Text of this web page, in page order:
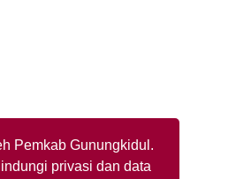
Pemkab Gunungkidul.
privasi dan data